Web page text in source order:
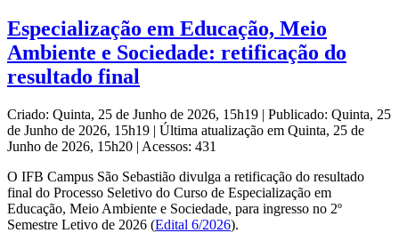
Especialização em Educação, Meio
Ambiente e Sociedade: retificação do
resultado final
Criado: Quinta, 25 de Junho de 2026, 15h19 | Publicado: Quinta, 25
de Junho de 2026, 15h19 | Última atualização em Quinta, 25 de
Junho de 2026, 15h20 | Acessos: 431
O IFB Campus São Sebastião divulga a retificação do resultado
final do Processo Seletivo do Curso de Especialização em
Educação, Meio Ambiente e Sociedade, para ingresso no 2º
Semestre Letivo de 2026 (Edital 6/2026).